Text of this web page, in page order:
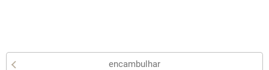
encambulhar